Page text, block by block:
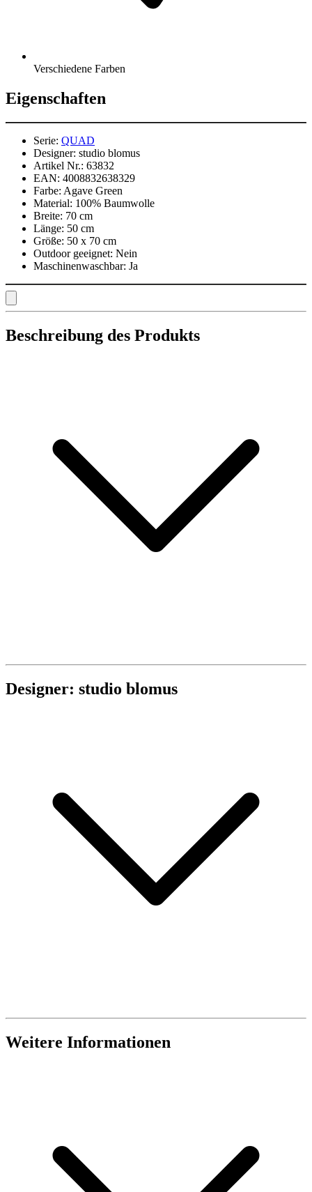
Verschiedene Farben
Eigenschaften
Serie: QUAD
Designer: studio blomus
Artikel Nr.: 63832
EAN: 4008832638329
Farbe: Agave Green
Material: 100% Baumwolle
Breite: 70 cm
Länge: 50 cm
Größe: 50 x 70 cm
Outdoor geeignet: Nein
Maschinenwaschbar: Ja
Beschreibung des Produkts
Designer: studio blomus
Weitere Informationen